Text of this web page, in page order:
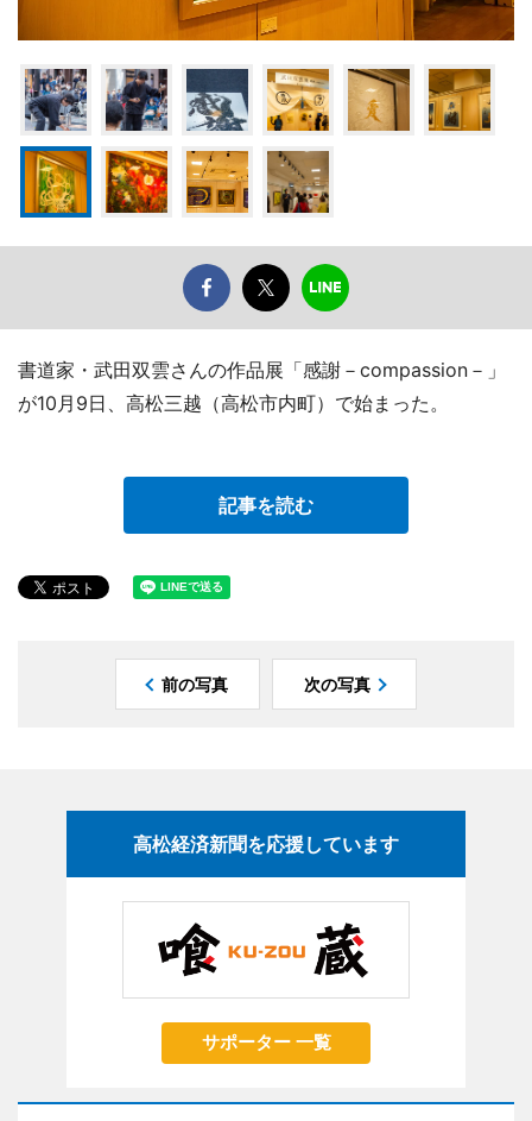
書道家・武田双雲さんの作品展「感謝－compassion－」
が10月9日、高松三越（高松市内町）で始まった。
記事を読む
前の写真 次の写真
高松経済新聞を応援しています
サポーター 一覧